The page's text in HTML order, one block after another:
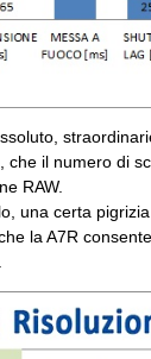
che il numero di
RAW.
una certa
la A7R